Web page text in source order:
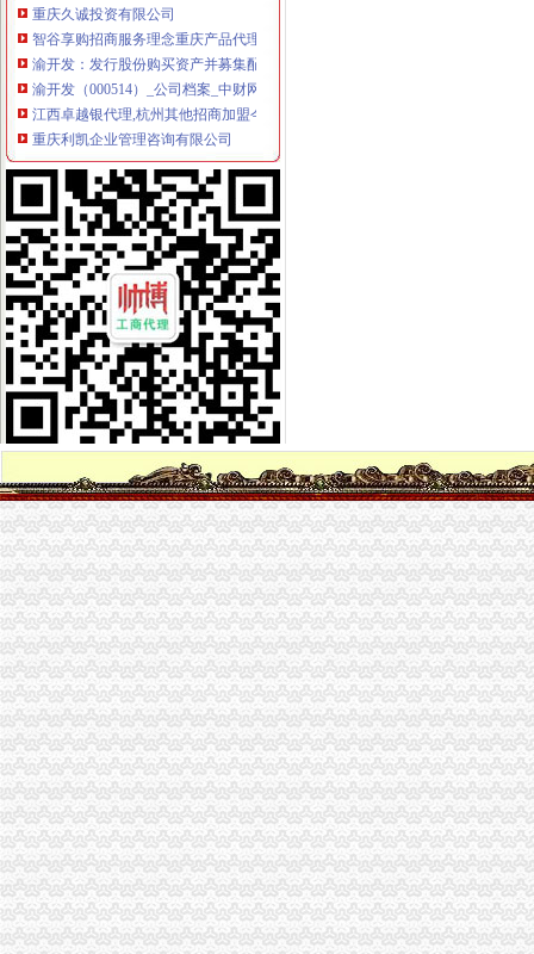
智谷享购招商服务理念重庆产品代理今题网
渝开发：发行股份购买资产并募集配套资金暨关联交易报告书（草案）
渝开发（000514）_公司档案_中财网
江西卓越银代理,杭州其他招商加盟今题网
重庆利凯企业管理咨询有限公司
渝开发格莱美城二期营销推广代理合作单位招标公告_中国招标网_重庆
青岛亿满仓总部招商代理中心其他城市其他招商加盟今题网
渝开发·格莱美城二期营销推广代理合作单位招标采购公告_中国招标
平安保险代理有限公司山东分公司泉城路营业部_【电话地址_招聘信息
江西卓越银代理,省级批文,MT4盘面,国付宝杭州其他招商加盟今
安徽中财银招商代理广州网站推广今题网
渝开发：2009年年度报告_股票频道_证券之星
渝开发（000514）发行股份购买资产并募集配套资金暨关联交易预案_
渝开发：2009年年度报告（2010-02-06）_渝开发（000514）个股公
江西卓越银招商代理西安期货配资今题网
单位,团体保险规划—重庆南岸铜元局意外保险
渝开发·格莱美城二期营销推广代理合作单位招标公告
渝开发（000514）公告正文_财经_凤凰网
【招租售中心后勤专员,重庆泽城房产经纪有限公司招聘】-重庆赶集网
重庆北联置业顾问有限公司亚太商谷营业部_【信用信息_诉讼信息_财
济南市居之装饰_济南市居之装饰
重庆优骐汽车维修服务有限公司重庆分公司_【电话地址_招聘信息_注
重庆融旭房产经纪有限公司_【信用信息_诉讼信息_财务信息_注册信息
重庆铜元局企业年检/企业营业执照年检|重庆列表网
卓越银代理招商平台稳定佣金合理西安今题网
渝开发：西南证券股份有限公司关于公司发行股份购买--新闻频道-大
渝开发：2011年年度报告
[中报]渝开发：2010年半年度报告-[中财网]
渝开发：2011年半年度报告（更新后）_证券之星
【济南保险代理人招聘,信诚人寿招聘,待遇】大众人才网
招商银行--渝开发（000514）2011年半年度报告（修订版）
渝开发公司简介-000514公司简介
渝开发：2011年半年度报告（2011-07-29）_渝开发（000514）个股
招商银行--渝开发（000514）2010年半年度报告
铜元局代办营业执照
没办下来想找个代办公司,多少钱能代办公司营业执照呢_搜问问
重庆久诚投资有限公司
[年报]渝开发（000514）2009年年度报告-[中财网]